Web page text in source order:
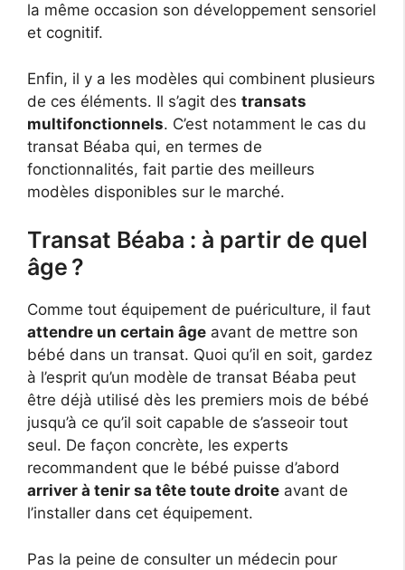
la même occasion son développement sensoriel
et cognitif.
Enfin, il y a les modèles qui combinent plusieurs
de ces éléments. Il s’agit des transats
multifonctionnels. C’est notamment le cas du
transat Béaba qui, en termes de
fonctionnalités, fait partie des meilleurs
modèles disponibles sur le marché.
Transat Béaba : à partir de quel
âge ?
Comme tout équipement de puériculture, il faut
attendre un certain âge avant de mettre son
bébé dans un transat. Quoi qu’il en soit, gardez
à l’esprit qu’un modèle de transat Béaba peut
être déjà utilisé dès les premiers mois de bébé
jusqu’à ce qu’il soit capable de s’asseoir tout
seul. De façon concrète, les experts
recommandent que le bébé puisse d’abord
arriver à tenir sa tête toute droite avant de
l’installer dans cet équipement.
Pas la peine de consulter un médecin pour